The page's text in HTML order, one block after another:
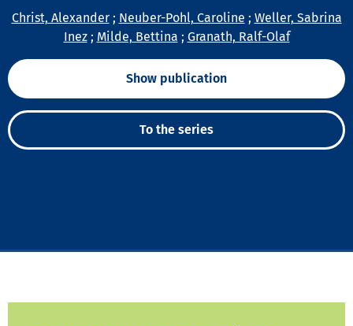
Christ, Alexander; Neuber-Pohl, Caroline ; Weller, Sabrina
Inez; Milde, Bettina ; Granath, Ralf-Olaf
Show publication
To the series